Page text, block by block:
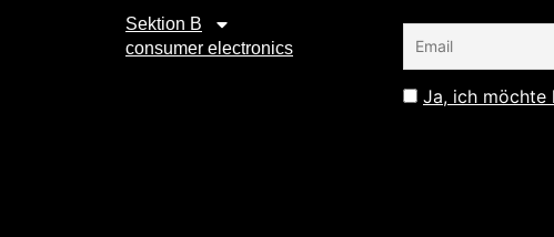
Sektion B
consumer electronics
Ja, ich möchte